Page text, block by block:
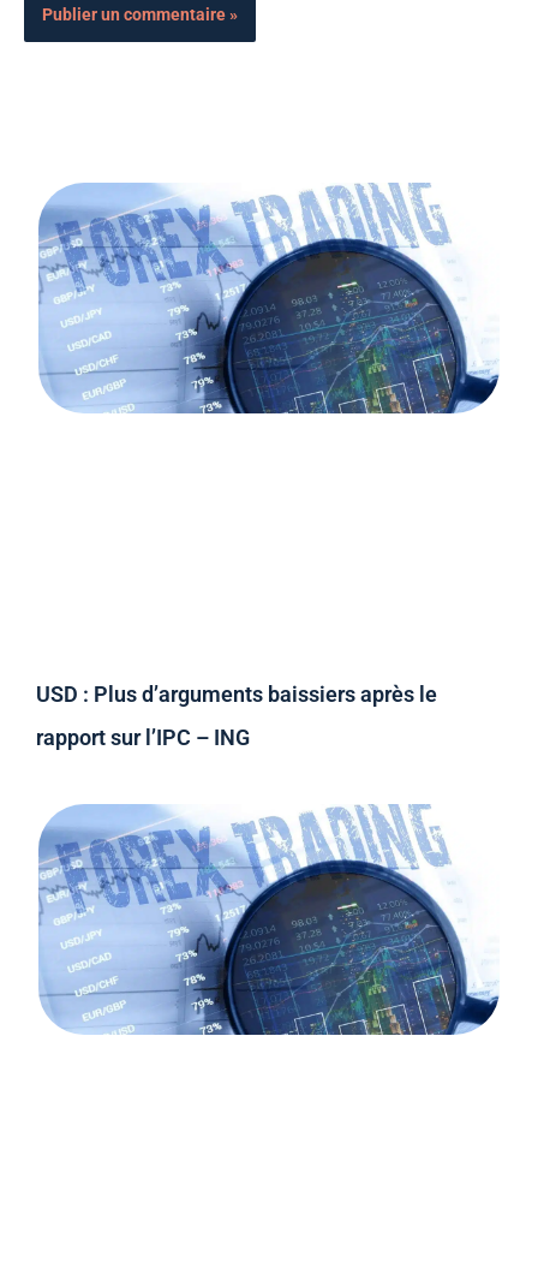
USD : Plus d’arguments baissiers après le
rapport sur l’IPC – ING